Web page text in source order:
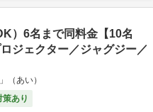
）6名まで同料金【10名
ジェクター／ジャグジー／
（あい）
あり